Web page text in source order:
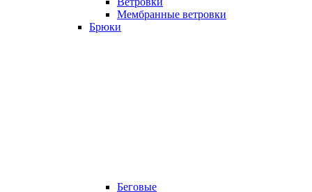
Мембранные ветровки
Брюки
Беговые